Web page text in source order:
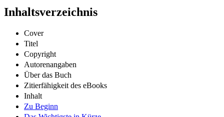
Inhaltsverzeichnis
Cover
Titel
Copyright
Autorenangaben
Über das Buch
Zitierfähigkeit des eBooks
Inhalt
Zu Beginn